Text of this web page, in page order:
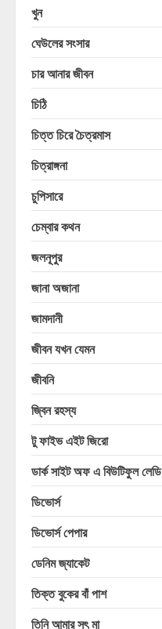
খুন
ঘেউলের সংসার
চার আনার জীবন
চিঠি
চিত্ত চিরে চৈত্রমাস
চিত্রাঙ্গনা
চুপিসারে
চেম্বার কথন
জলনূপুর
জানা অজানা
জামদানী
জীবন যখন যেমন
জীবনি
জ্বিন রহস্য
টু ফাইভ এইট জিরো
ডার্ক সাইট অফ এ বিউটিফুল লেডি
ডিভোর্স
ডিভোর্স পেপার
ডেনিম জ্যাকেট
তিক্ত বুকের বাঁ পাশ
তিনি আমার সৎ মা